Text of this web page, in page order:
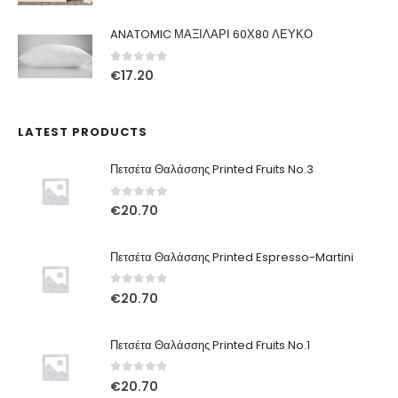
ANATOMIC ΜΑΞΙΛΑΡΙ 60Χ80 ΛΕΥΚΟ
0out of 5
€17.20
LATEST PRODUCTS
Πετσέτα Θαλάσσης Printed Fruits No.3
0out of 5
€20.70
Πετσέτα Θαλάσσης Printed Espresso-Martini
0out of 5
€20.70
Πετσέτα Θαλάσσης Printed Fruits No.1
0out of 5
€20.70